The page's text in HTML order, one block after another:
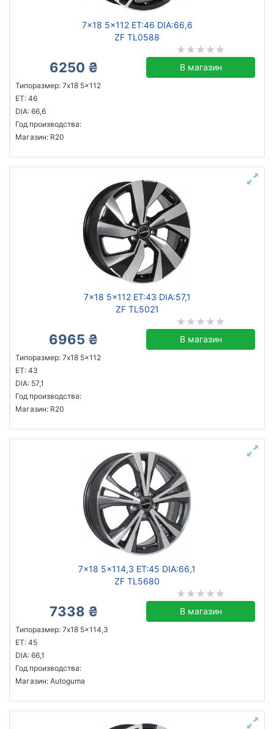
7x18 5x112 ET:46 DIA:66,6
ZF TL0588
6250 ₴ В магазин
Типоразмер: 7x18 5x112
ET: 46
DIA: 66,6
Год производства:
Магазин: R20
7x18 5x112 ET:43 DIA:57,1
ZF TL5021
6965 ₴ В магазин
Типоразмер: 7x18 5x112
ET: 43
DIA: 57,1
Год производства:
Магазин: R20
7x18 5x114,3 ET:45 DIA:66,1
ZF TL5680
7338 ₴ В магазин
Типоразмер: 7x18 5x114,3
ET: 45
DIA: 66,1
Год производства:
Магазин: Autoguma